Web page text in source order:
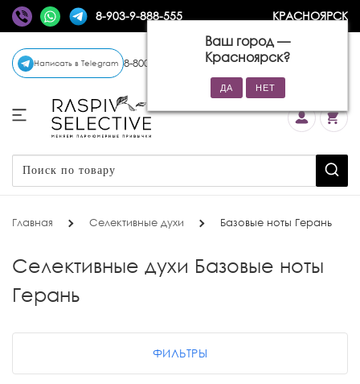
8-903-9-888-555 КРАСНОЯРСК
Ваш город —
Красноярск?
Написать в Telegram 8-800-770-72-34 (бесплатно)
Главная Селективные духи Базовые ноты Герань
Селективные духи Базовые ноты
Герань
ФИЛЬТРЫ